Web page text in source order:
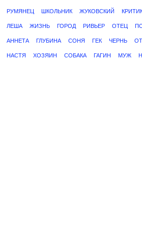
РУМЯНЕЦ ШКОЛЬНИК ЖУКОВСКИЙ
ЛЕША ЖИЗНЬ ГОРОД РИВЬЕР ОТЕЦ
АННЕТА ГЛУБИНА СОНЯ ГЕК ЧЕРНЬ
НАСТЯ ХОЗЯИН СОБАКА ГАГИН МУЖ